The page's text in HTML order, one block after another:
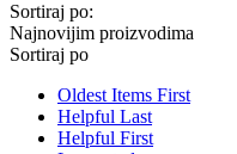
Sortiraj po:
Najnovijim proizvodima
Sortiraj po
Oldest Items First
Helpful Last
Helpful First